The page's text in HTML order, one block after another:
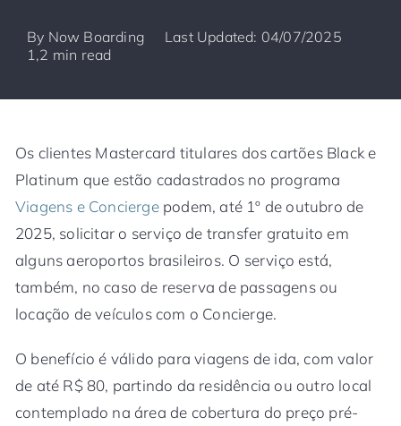
By Now Boarding
Last Updated: 04/07/2025
1,2 min read
Os clientes Mastercard titulares dos cartões Black e
Platinum que estão cadastrados no programa
Viagens e Conciergepodem, até 1º de outubro de
2025, solicitar o serviço de transfer gratuito em
alguns aeroportos brasileiros. O serviço está,
também, no caso de reserva de passagens ou
locação de veículos com o Concierge.
O benefício é válido para viagens de ida, com valor
de até R$ 80, partindo da residência ou outro local
contemplado na área de cobertura do preço pré-